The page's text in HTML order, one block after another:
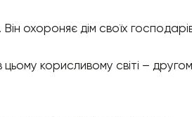
охороняє дім своїх
корисливому світі – другом,